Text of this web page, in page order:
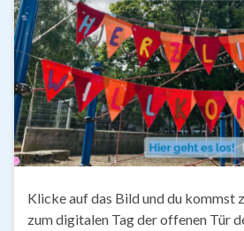
Klicke auf das Bild und du kommst
zum digitalen Tag der offenen Tür